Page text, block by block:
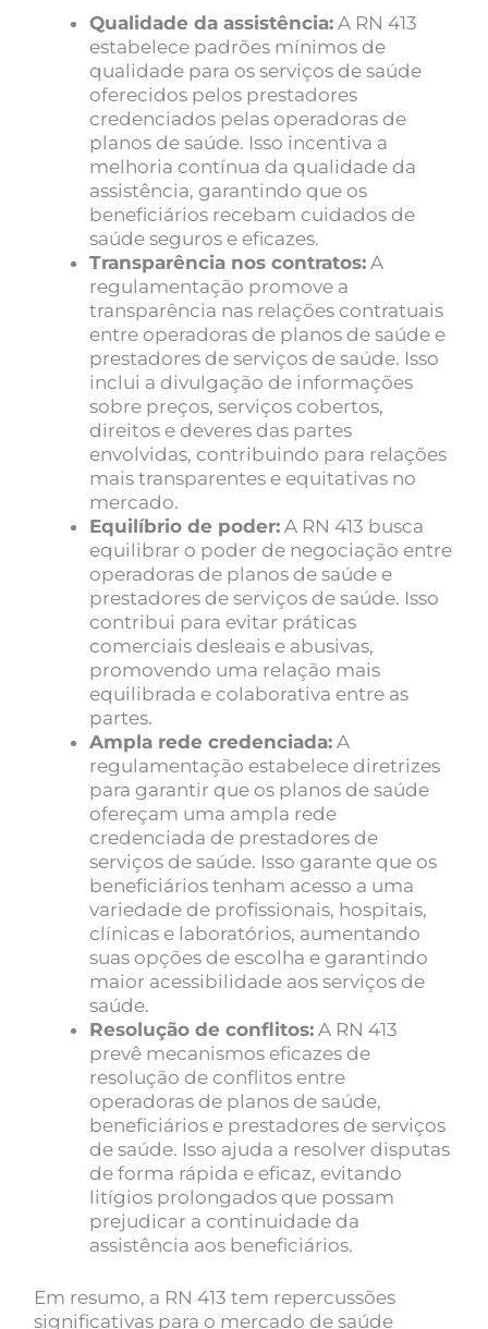
Qualidade da assistência: A RN 413
estabelece padrões mínimos de
qualidade para os serviços de saúde
oferecidos pelos prestadores
credenciados pelas operadoras de
planos de saúde. Isso incentiva a
melhoria contínua da qualidade da
assistência, garantindo que os
beneficiários recebam cuidados de
saúde seguros e eficazes.
Transparência nos contratos: A
regulamentação promove a
transparência nas relações contratuais
entre operadoras de planos de saúde e
prestadores de serviços de saúde. Isso
inclui a divulgação de informações
sobre preços, serviços cobertos,
direitos e deveres das partes
envolvidas, contribuindo para relações
mais transparentes e equitativas no
mercado.
Equilíbrio de poder: A RN 413 busca
equilibrar o poder de negociação entre
operadoras de planos de saúde e
prestadores de serviços de saúde. Isso
contribui para evitar práticas
comerciais desleais e abusivas,
promovendo uma relação mais
equilibrada e colaborativa entre as
partes.
Ampla rede credenciada: A
regulamentação estabelece diretrizes
para garantir que os planos de saúde
ofereçam uma ampla rede
credenciada de prestadores de
serviços de saúde. Isso garante que os
beneficiários tenham acesso a uma
variedade de profissionais, hospitais,
clínicas e laboratórios, aumentando
suas opções de escolha e garantindo
maior acessibilidade aos serviços de
saúde.
Resolução de conflitos: A RN 413
prevê mecanismos eficazes de
resolução de conflitos entre
operadoras de planos de saúde,
beneficiários e prestadores de serviços
de saúde. Isso ajuda a resolver disputas
de forma rápida e eficaz, evitando
litígios prolongados que possam
prejudicar a continuidade da
assistência aos beneficiários.
Em resumo, a RN 413 tem repercussões
significativas para o mercado de saúde